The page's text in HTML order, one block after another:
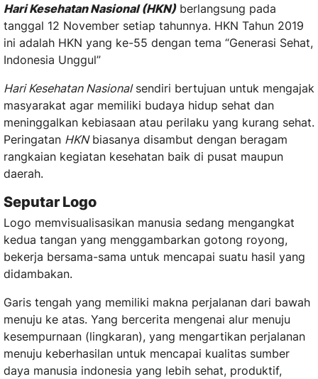
Hari Kesehatan Nasional (HKN)berlangsung pada
tanggal 12 November setiap tahunnya. HKN Tahun 2019
ini adalah HKN yang ke-55 dengan tema “Generasi Sehat,
Indonesia Unggul”
Hari Kesehatan Nasionalsendiri bertujuan untuk mengajak
masyarakat agar memiliki budaya hidup sehat dan
meninggalkan kebiasaan atau perilaku yang kurang sehat.
Peringatan HKNbiasanya disambut dengan beragam
rangkaian kegiatan kesehatan baik di pusat maupun
daerah.
Seputar Logo
Logo memvisualisasikan manusia sedang mengangkat
kedua tangan yang menggambarkan gotong royong,
bekerja bersama-sama untuk mencapai suatu hasil yang
didambakan.
Garis tengah yang memiliki makna perjalanan dari bawah
menuju ke atas. Yang bercerita mengenai alur menuju
kesempurnaan (lingkaran), yang mengartikan perjalanan
menuju keberhasilan untuk mencapai kualitas sumber
daya manusia indonesia yang lebih sehat, produktif,